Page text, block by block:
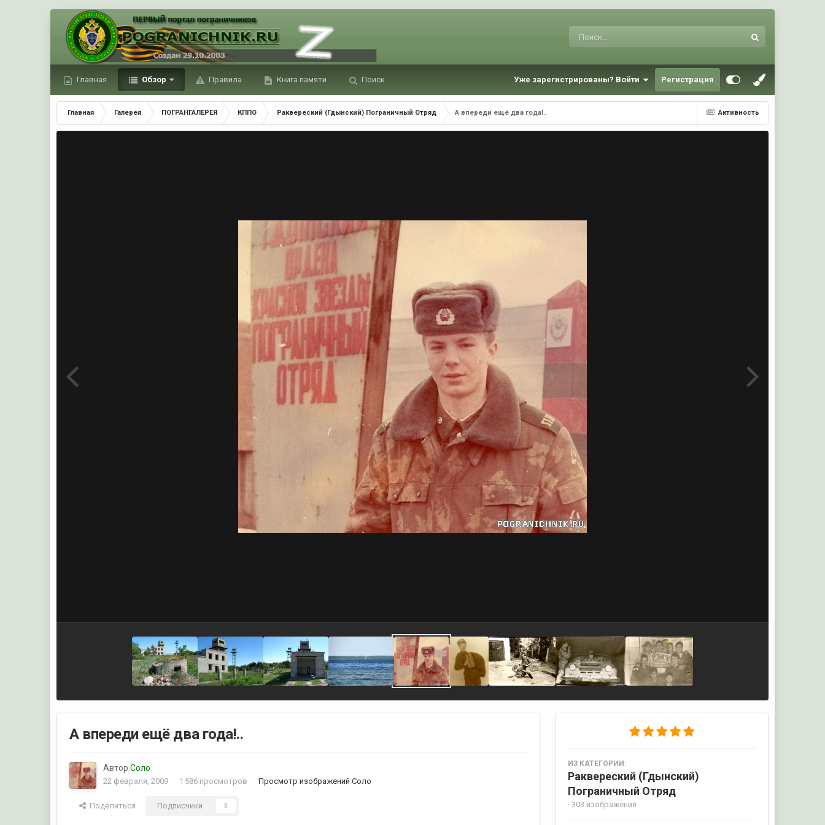
Главная Обзор Правила Книга памяти Поиск Уже зарегистрированы? Войти Регистрация
Активность
Главная Галерея ПОГРАНГАЛЕРЕЯ КППО Раквереский (Гдынский) Пограничный Отряд А впереди ещё два года!..
А впереди ещё два года!..
АвторСоло
22 февраля, 2009 1 586 просмотров Просмотр изображений Соло
Поделиться Подписчики 0
ИЗ КАТЕГОРИИ:
Раквереский (Гдынский)
Пограничный Отряд
· 303 изображения